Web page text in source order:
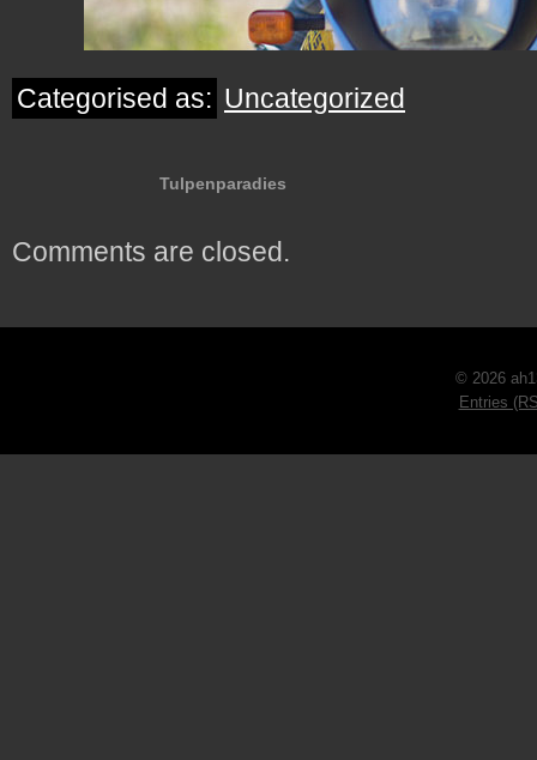
Categorised as: Uncategorized
Tulpenparadies
Comments are closed.
© 2026
Entries